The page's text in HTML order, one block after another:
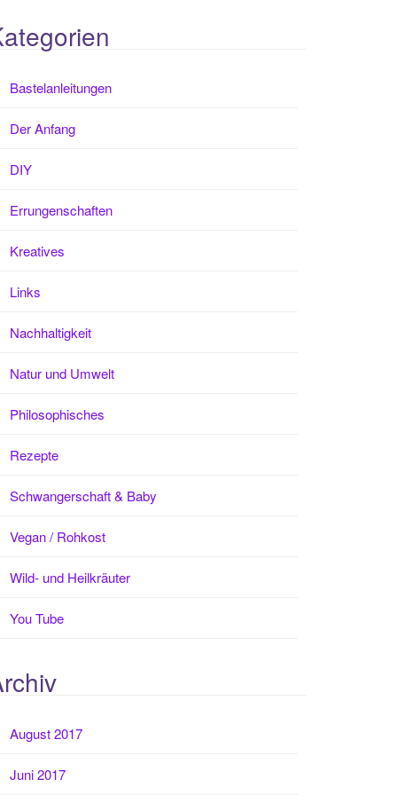
Bastelanleitungen
Der Anfang
DIY
Errungenschaften
Kreatives
Links
Nachhaltigkeit
Natur und Umwelt
Philosophisches
Rezepte
Schwangerschaft & Baby
Vegan / Rohkost
Wild- und Heilkräuter
You Tube
August 2017
Juni 2017